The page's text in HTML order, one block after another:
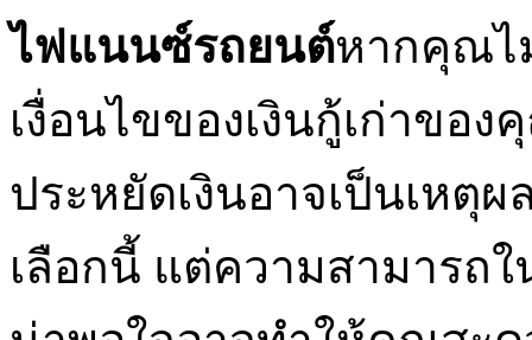
ไฟแนนซ์รถยนต์หากคุณไ
เงื่อนไขของเงินกู้เก่าขอ
ประหยัดเงินอาจเป็นเห
เลือกนี้ แต่ความสามารถ